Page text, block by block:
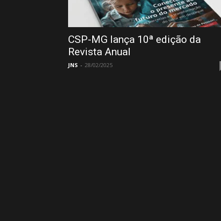
CSP-MG lança 10ª edição da
Revista Anual
JNS - 28/02/2025